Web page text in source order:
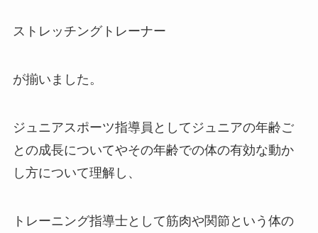
ストレッチングトレーナー
が揃いました。
ジュニアスポーツ指導員としてジュニアの年齢ご
との成長についてやその年齢での体の有効な動か
し方について理解し、
トレーニング指導士として筋肉や関節という体の